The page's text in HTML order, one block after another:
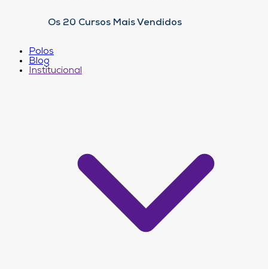
Os 20 Cursos Mais Vendidos
Polos
Blog
Institucional